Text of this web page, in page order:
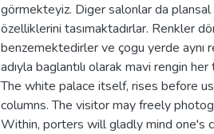
görmekteyiz. Diger salonlar da plansal
özelliklerini tasımaktadırlar. Renkler
benzemektedirler ve çogu yerde aynı
adıyla baglantılı olarak mavi rengin her
The white palace itself, rises before
columns. The visitor may freely
Within, porters will gladly mind one's